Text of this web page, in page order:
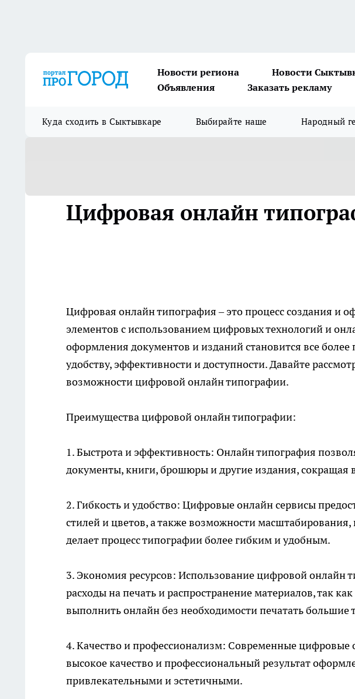
Новости региона Новости
Объявления
Заказать рекламу
Куда сходить в Сыктывкаре Выбирайте наше Народный
Цифровая онлайн
Цифровая онлайн типография – это процесс создания и
элементов с использованием цифровых технологий и
оформления документов и изданий становится все
удобству, эффективности и доступности. Давайте
возможности цифровой онлайн типографии.
Преимущества цифровой онлайн типографии:
1. Быстрота и эффективность: Онлайн типография
документы, книги, брошюры и другие издания, сокращая
2. Гибкость и удобство: Цифровые онлайн сервисы
стилей и цветов, а также возможности
делает процесс типографии более гибким и удобным.
3. Экономия ресурсов: Использование цифровой онлайн
расходы на печать и распространение материалов, так
выполнить онлайн без необходимости печатать большие
4. Качество и профессионализм: Современные цифровые
высокое качество и профессиональный результат
привлекательными и эстетичными.